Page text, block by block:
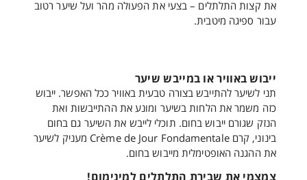
את קצות התלתלים – בצעי את הפעולה מהר ועל שיער רטוב
עבור ספיגה מיטבית.
ייבוש באוויר או במייבש שיער
תני לשיער להתייבש בצורה טבעית באוויר ככל האפשר. ייבוש
כזה משמר את הלחות בשיער ומונע את ההתייבשות ואת
הנזק שגורם ייבוש בחום. תוכלי לייבש את השיער גם בחום
בינוני, קרם Crème de Jour Fondamentale מעניק לשיער
את ההגנה האופטימלית מייבוש בחום.
צמצמי את שבירת התלתלים למינימום!